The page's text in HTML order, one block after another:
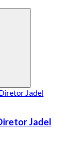
Jadel